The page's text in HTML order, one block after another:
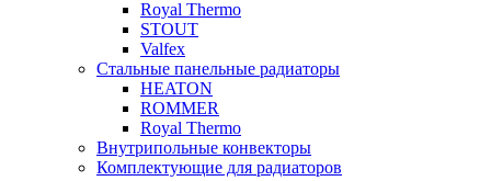
Royal Thermo
STOUT
Valfex
Стальные панельные радиаторы
HEATON
ROMMER
Royal Thermo
Внутрипольные конвекторы
Комплектующие для радиаторов